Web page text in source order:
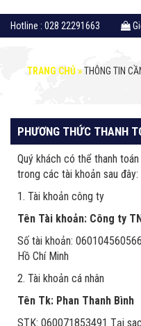
Hotline : 028 22291663
TRANG CHỦ »THÔNG TIN
PHƯƠNG THỨC THANH
Quý khách có thể thanh
trong các tài khoản sau đây:
1. Tài khoản công ty
Tên Tài khoản: Công ty
Số tài khoản:
Hồ Chí Minh
2. Tài khoản cá nhân
Tên Tk: Phan Thanh Bình
STK: 060071853491 Tại